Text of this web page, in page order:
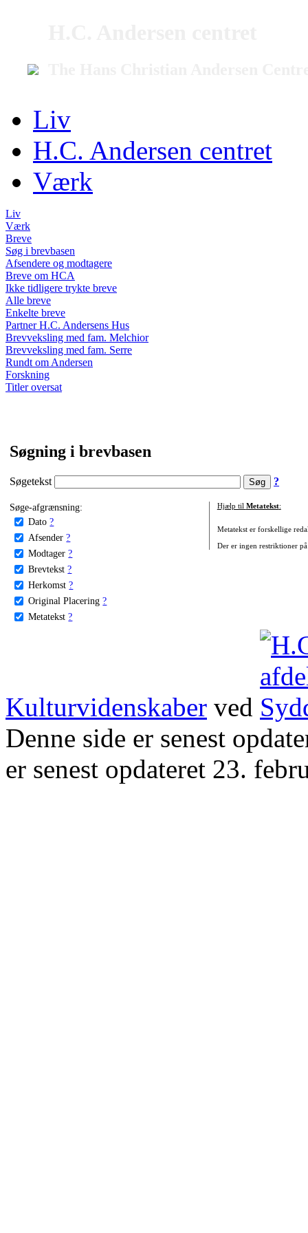
Liv
H.C. Andersen centret
Værk
Liv
Værk
Breve
Søg i brevbasen
Afsendere og modtagere
Breve om HCA
Ikke tidligere trykte breve
Alle breve
Enkelte breve
Partner H.C. Andersens Hus
Brevveksling med fam. Melchior
Brevveksling med fam. Serre
Rundt om Andersen
Forskning
Titler oversat
Søgning i brevbasen
Søgetekst ?
Søge-afgrænsning:
Dato ?
Afsender ?
Modtager ?
Brevtekst ?
Herkomst ?
Original Placering ?
Metatekst ?
Hjælp til Metatekst:
Metatekst er forskellige
Der er ingen restriktioner
Kulturvidenskaber ved
Denne side er senest
er senest opdateret 23.